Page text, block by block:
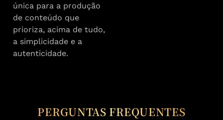
única para a produção
de conteúdo que
prioriza, acima de tudo,
a simplicidade e a
autenticidade.
PERGUNTAS FREQUENTES